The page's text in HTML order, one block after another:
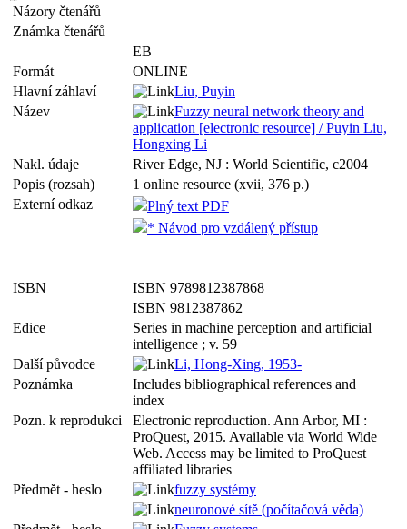
Názory čtenářů
Známka čtenářů
EB
Formát
ONLINE
Hlavní záhlaví
Liu, Puyin
Název
Fuzzy neural network theory and
application [electronic resource] / Puyin Liu,
Hongxing Li
Nakl. údaje
River Edge, NJ : World Scientific, c2004
Popis (rozsah)
1 online resource (xvii, 376 p.)
Externí odkaz
Plný text PDF
* Návod pro vzdálený přístup
ISBN
ISBN 9789812387868
ISBN 9812387862
Edice
Series in machine perception and artificial
intelligence ; v. 59
Další původce
Li, Hong-Xing, 1953-
Poznámka
Includes bibliographical references and
index
Pozn. k reprodukci
Electronic reproduction. Ann Arbor, MI :
ProQuest, 2015. Available via World Wide
Web. Access may be limited to ProQuest
affiliated libraries
Předmět - heslo
fuzzy systémy
neuronové sítě (počítačová věda)